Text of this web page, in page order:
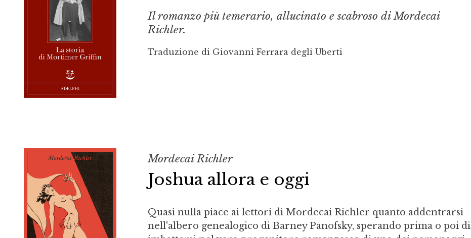
Il romanzo più temerario, allucinato e scabroso di Mordecai
Richler.
Traduzione di Giovanni Ferrara degli Uberti
Mordecai Richler
Joshua allora e oggi
Quasi nulla piace ai lettori di Mordecai Richler quanto addentrarsi
nell'albero genealogico di Barney Panofsky, sperando prima o poi di